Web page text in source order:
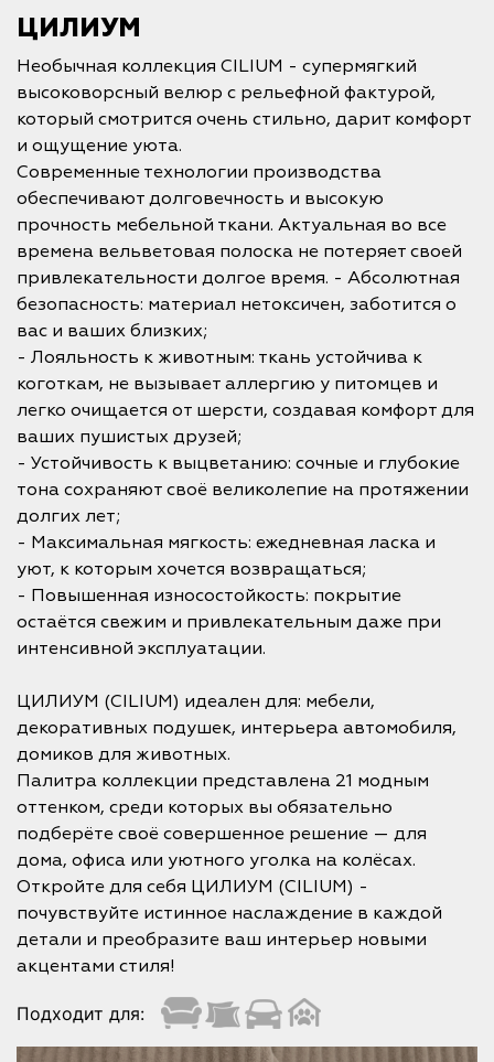
ЦИЛИУМ
Необычная коллекция CILIUM - супермягкий
высоковорсный велюр с рельефной фактурой,
который смотрится очень стильно, дарит комфорт
и ощущение уюта.
Современные технологии производства
обеспечивают долговечность и высокую
прочность мебельной ткани. Актуальная во все
времена вельветовая полоска не потеряет своей
привлекательности долгое время. - Абсолютная
безопасность: материал нетоксичен, заботится о
вас и ваших близких;
- Лояльность к животным: ткань устойчива к
коготкам, не вызывает аллергию у питомцев и
легко очищается от шерсти, создавая комфорт для
ваших пушистых друзей;
- Устойчивость к выцветанию: сочные и глубокие
тона сохраняют своё великолепие на протяжении
долгих лет;
- Максимальная мягкость: ежедневная ласка и
уют, к которым хочется возвращаться;
- Повышенная износостойкость: покрытие
остаётся свежим и привлекательным даже при
интенсивной эксплуатации.
ЦИЛИУМ (CILIUM) идеален для: мебели,
декоративных подушек, интерьера автомобиля,
домиков для животных.
Палитра коллекции представлена 21 модным
оттенком, среди которых вы обязательно
подберёте своё совершенное решение — для
дома, офиса или уютного уголка на колёсах.
Откройте для себя ЦИЛИУМ (CILIUM) -
почувствуйте истинное наслаждение в каждой
детали и преобразите ваш интерьер новыми
акцентами стиля!
Подходит для: